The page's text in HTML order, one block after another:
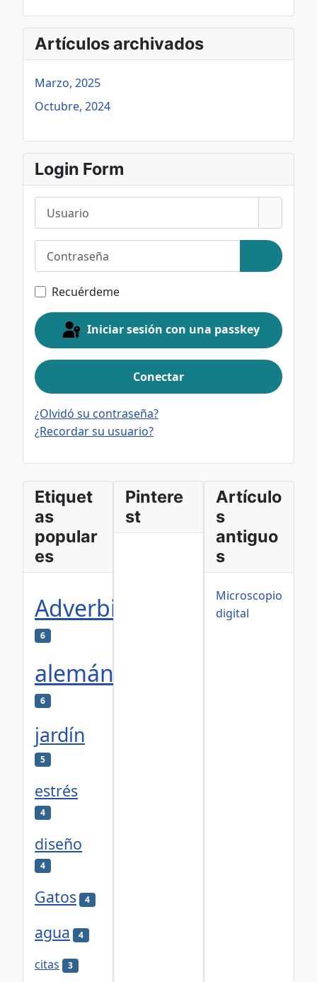
Artículos archivados
Marzo, 2025
Octubre, 2024
Login Form
Mostrar
Recuérdeme
Iniciar sesión con una passkey
Conectar
¿Olvidó su contraseña?
¿Recordar su usuario?
Etiquet
as
popular
es
Adverbios
6
alemán
6
jardín
5
estrés
4
diseño
4
Gatos 4
agua 4
citas 3
Pintere
st
Artículo
s
antiguo
s
Microscopio
digital